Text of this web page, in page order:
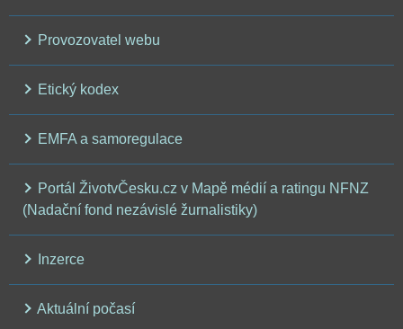
Provozovatel webu
Etický kodex
EMFA a samoregulace
Portál ŽivotvČesku.cz v Mapě médií a ratingu NFNZ
(Nadační fond nezávislé žurnalistiky)
Inzerce
Aktuální počasí